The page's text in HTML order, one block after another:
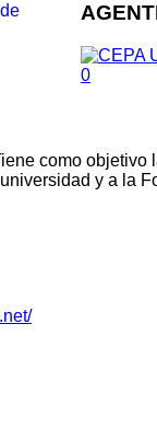
0
como
y a la